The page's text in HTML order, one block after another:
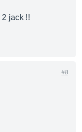
jack !!
#8